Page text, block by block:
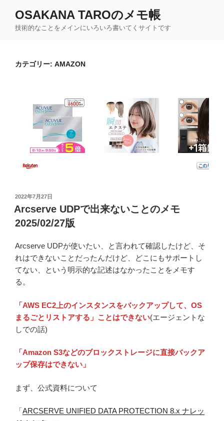
OSAKANA TAROのメモ帳
技術的なことをメインにいろいろ書いてくサイトです
カテゴリー: AMAZON
投
稿
日:
2022年7月27日
Arcserve UDPで出来ないことのメモ
2025/02/27版
Arcserve UDPが使いたい、と言われて確認したけど、そ
れはできないことだったんだけど、どこにもサポートし
てない、という明示的な記述はなかったことをメモす
る。
「AWS EC2上のインスタンスをバックアップして、OS
まるごとリストアする」ことはできない(エージェントな
しでの話)
「Amazon S3などのブロックストレージに直接バックア
ップ保存はできない」
まず、公式資料について
「ARCSERVE UNIFIED DATA PROTECTION 8.x ナレッ